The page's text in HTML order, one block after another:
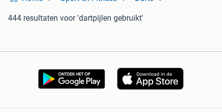
444 resultaten voor 'dartpijlen gebruikt'